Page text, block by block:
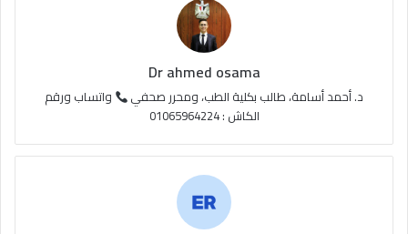
R
S
S
Dr ahmed osama
د. أحمد أسامة، طالب بكلية الطب، ومحرر صحفي
واتساب ورقم
الكاش : 01065964224